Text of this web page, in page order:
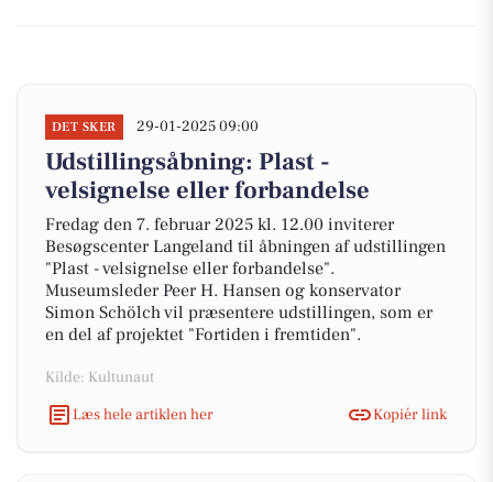
DET SKER 29-01-2025 09:00
Udstillingsåbning: Plast -
velsignelse eller forbandelse
Fredag den 7. februar 2025 kl. 12.00 inviterer
Besøgscenter Langeland til åbningen af udstillingen
"Plast - velsignelse eller forbandelse".
Museumsleder Peer H. Hansen og konservator
Simon Schölch vil præsentere udstillingen, som er
en del af projektet "Fortiden i fremtiden".
Kilde: Kultunaut
Læs hele artiklen her
Kopiér link